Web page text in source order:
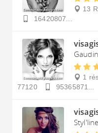
13
16420807...
1
77120
95365871...